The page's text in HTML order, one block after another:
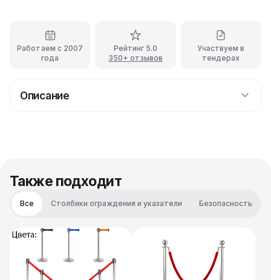
Работаем с 2007
года
Рейтинг 5.0
350+ отзывов
Участвуем в
тендерах
Описание
форме! Данный гамак выполнен в благородном синем
цвете, а также имеет надёжную и устойчивую
весовой нагрузки. Кресло-гамак имеет достаточно
компактный размер, не занимающий много места.
Также подходит
Все Столбики ограждения и указатели Безопасность